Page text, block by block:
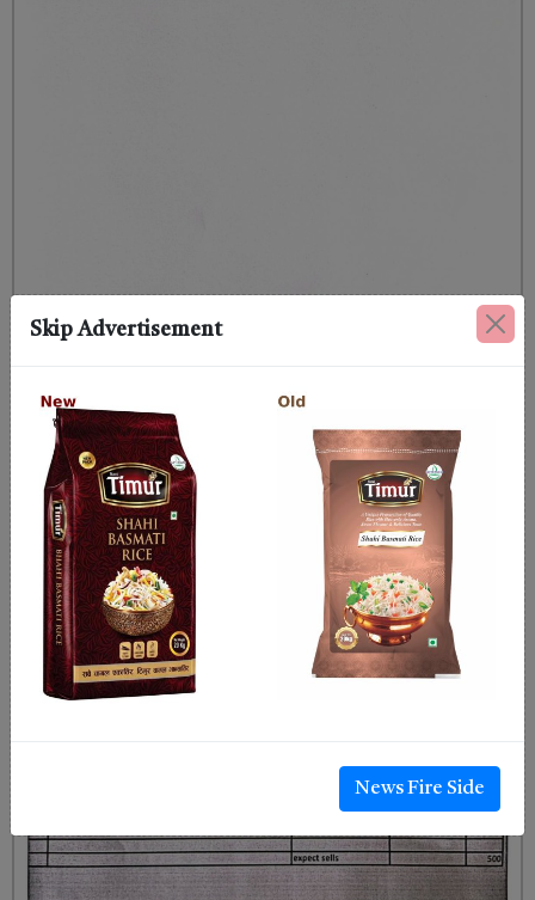
Skip Advertisement
News Fire Side